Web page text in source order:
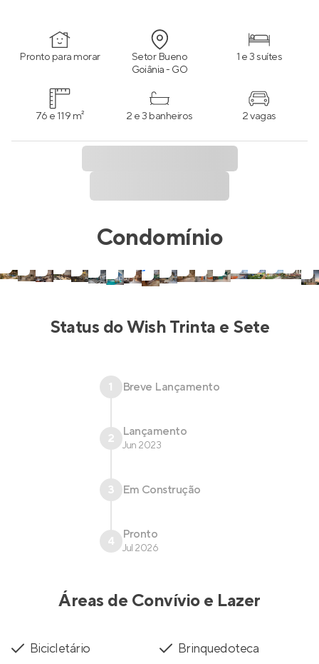
Pronto para morar Setor Bueno
Goiânia - GO
1 e 3 suítes
76 e 119 m² 2 e 3 banheiros 2 vagas
Condomínio
Status doWish Trinta e Sete
1 Breve Lançamento
2 Lançamento
Jun 2023
3 Em Construção
4 Pronto
Jul 2026
Áreas de Convívio e Lazer
Bicicletário
Brinquedoteca